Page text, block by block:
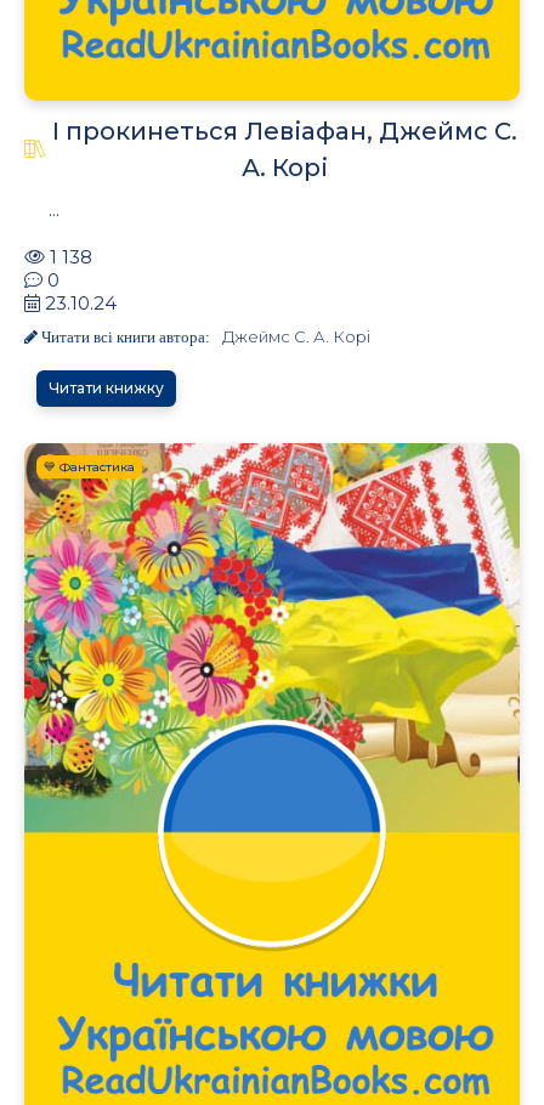
I прокинеться Левіафан, Джеймс С.
А. Корі
...
1 138
0
23.10.24
Читати всі книги автора: Джеймс С. А. Корі
Читати книжку
💙 Фантастика